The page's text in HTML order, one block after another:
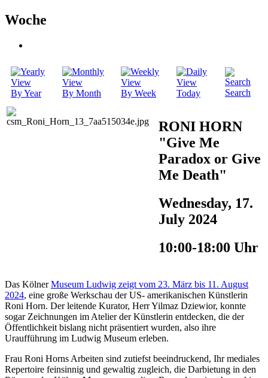
Woche
By Year By Month By Week Today Search
RONI HORN
"Give Me
Paradox or Give
Me Death"
Wednesday, 17.
July 2024
10:00-18:00 Uhr
Das KölnerMuseum Ludwig zeigt vom 23. März bis 11. August
2024, eine große Werkschau der US- amerikanischen Künstlerin
Roni Horn. Der leitende Kurator, Herr Yilmaz Dziewior, konnte
sogar Zeichnungen im Atelier der Künstlerin entdecken, die der
Öffentlichkeit bislang nicht präsentiert wurden, also ihre
Uraufführung im Ludwig Museum erleben.
Frau Roni Horns Arbeiten sind zutiefst beeindruckend, Ihr mediales
Repertoire feinsinnig und gewaltig zugleich, die Darbietung in den